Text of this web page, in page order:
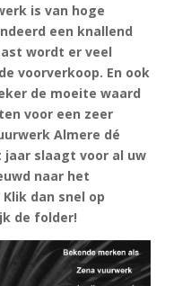
is van hoge
een knallend
wordt er veel
voorverkoop. En ook
de moeite waard
voor een zeer
Almere dé
slaagt voor al uw
naar het
dan snel op
de folder!